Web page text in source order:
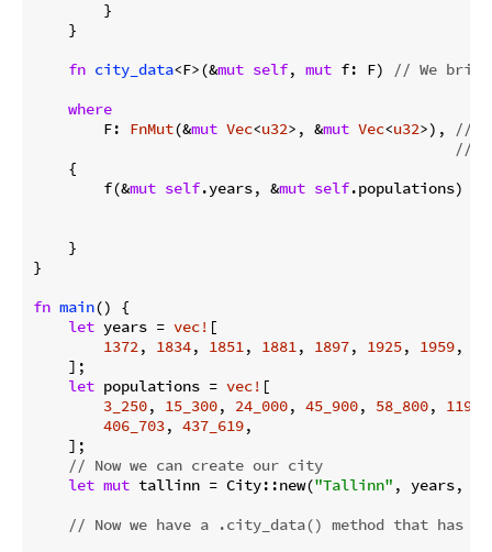
        }
    }
fn city_data<F>(&mut self, mut f: F)
// We
where
        F:
FnMut(&mut Vec<u32>, &mut Vec<u32>),
//
//
    {
        f(&
mut self.years, &mut self.populations)
    }
}
fn main() {
let years = vec! [
1372, 1834, 1851, 1881, 1897, 1925, 1959,
    ];
let populations = vec! [
3_250, 15_300, 24_000, 45_900, 58_800,
406_703, 437_619,
    ];
// Now we can create our city
let mut tallinn = City::new("Tallinn" , years,
// Now we have a .city_data() method that has a